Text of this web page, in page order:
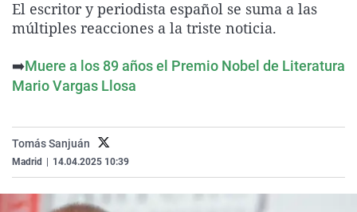
La rosa de los vientos
Como el perro y el
Caso
Equipo de
Extremadura
La Rioja
País Vasco
Virales
Elecciones
El escritor y periodista español se suma a las
múltiples reacciones a la triste noticia.
➡️Muere a los 89 años el Premio Nobel de Literatura
Mario Vargas Llosa
Tomás Sanjuán
Madrid 14.04.2025 10:39